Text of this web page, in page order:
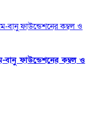
বানু ফাউন্ডেশনের কম্বল ও